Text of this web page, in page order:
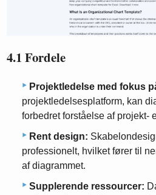
4.1 Fordele
Projektledelse med fokus
projektledelsesplatform, kan
forbedret forståelse af projekt-
Rent design:
professionelt, hvilket fører til
af diagrammet.
Supplerende ressourcer: